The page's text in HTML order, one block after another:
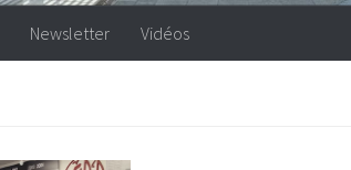
Newsletter Vidéos